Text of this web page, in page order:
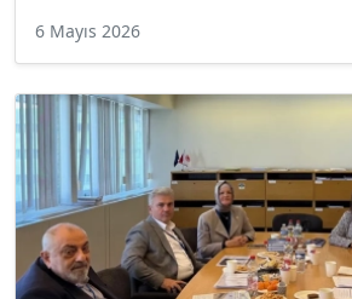
6 Mayıs 2026